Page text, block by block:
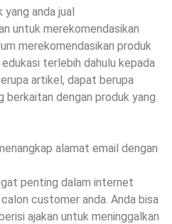
anda jual
untuk merekomendasikan
merekomendasikan produk
terlebih dahulu kepada
artikel, dapat berupa
dengan produk yang
alamat email dengan
penting dalam internet
customer anda. Anda bisa
ajakan untuk meninggalkan